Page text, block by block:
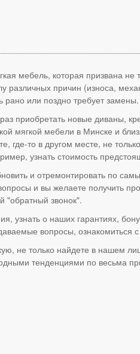
мебель, которая призвана не
причин (износа,
или поздно требует замены.
приобретать новые диваны,
мягкой мебели в Минске и
где-то в другом месте, не
узнать стоимость
и отремонтировать по
и вы желаете получить
"обратный звонок".
узнать о наших гарантиях,
вопросы, ознакомиться
не только найдете в нашем
тенденциями по весьма